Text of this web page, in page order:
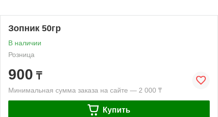
Зопник 50гр
В наличии
Розница
900 ₸
Минимальная сумма заказа на сайте — 2 000 ₸
Купить